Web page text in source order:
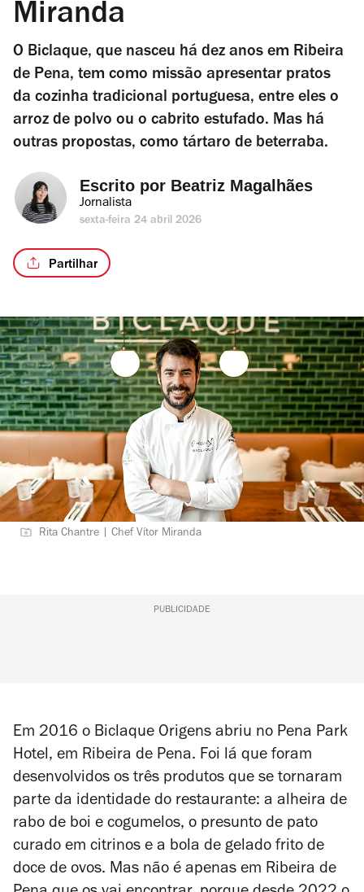
Miranda
O Biclaque, que nasceu há dez anos em Ribeira
de Pena, tem como missão apresentar pratos
da cozinha tradicional portuguesa, entre eles o
arroz de polvo ou o cabrito estufado. Mas há
outras propostas, como tártaro de beterraba.
Escrito por Beatriz Magalhães
Jornalista
sexta-feira 24 abril 2026
Partilhar
Rita Chantre | Chef Vítor Miranda
PUBLICIDADE
Em 2016 o Biclaque Origens abriu no Pena Park
Hotel, em Ribeira de Pena. Foi lá que foram
desenvolvidos os três produtos que se tornaram
parte da identidade do restaurante: a alheira de
rabo de boi e cogumelos, o presunto de pato
curado em citrinos e a bola de gelado frito de
doce de ovos. Mas não é apenas em Ribeira de